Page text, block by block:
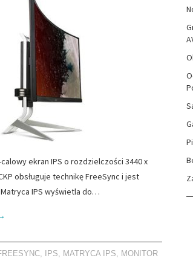
ekran IPS o rozdzielczości 3440 x
obsługuje technikę FreeSync i jest
IPS wyświetla do…
IPS MATRYCA IPS MONITOR